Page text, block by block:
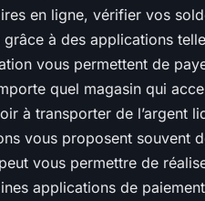
en ligne, vérifier vos
à des applications
vous permettent de
quel magasin qui
à transporter de l’argent
vous proposent souvent
vous permettre de
applications de